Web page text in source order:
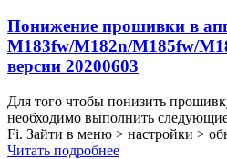
Понижение прошивки в
M183fw/M182n/M185fw/
версии 20200603
Для того чтобы понизить
необходимо выполнить
Fi. Зайти в меню > настройки >
Читать подробнее